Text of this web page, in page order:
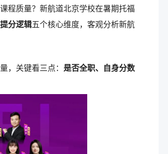
程质量？新航道北京学校在暑期托福
分逻辑五个核心维度，客观分析新航
，关键看三点： 是否全职、自身分数